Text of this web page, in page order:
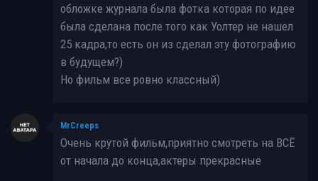
обложке журнала была фотка которая по идее
была сделана после того как Уолтер не нашел
25 кадра,то есть он из сделал эту фотографию
в будущем?)
Но фильм все ровно классный)
MrCreeps
Очень крутой фильм,приятно смотреть на ВСЁ
от начала до конца,актеры прекрасные